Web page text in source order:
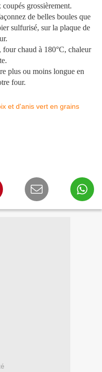
grossièrement.
de belles boules que
sulfurisé, sur la plaque de
chaud à 180°C, chaleur
plus ou moins longue en
four.